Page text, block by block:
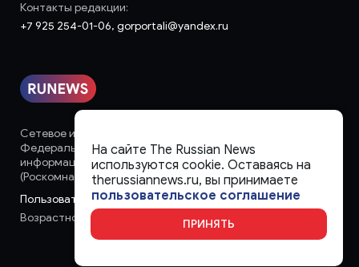
Сетевое издание «runews» (18+) зарегистрировано в
Федеральной службе по надзору в сфере связи,
информационных технологий и массовых коммуникаций
(Роскомнадзор)
Пользовательское соглашение
Возрастное ограничение:
Контакты редакции:
+7 925 254-01-06, gorportali@yandex.ru
На сайте The Russian News
используются cookie. Оставаясь на
therussiannews.ru, вы принимаете
пользовательское соглашение
ПРИНЯТЬ